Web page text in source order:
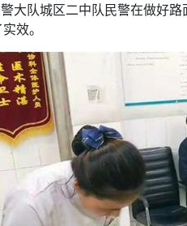
大队城区二中队民警在做好
效。